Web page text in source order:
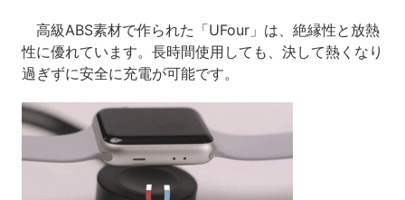
高級ABS素材で作られた「UFour」は、絶縁性と放熱
性に優れています。長時間使用しても、決して熱くなり
過ぎずに安全に充電が可能です。